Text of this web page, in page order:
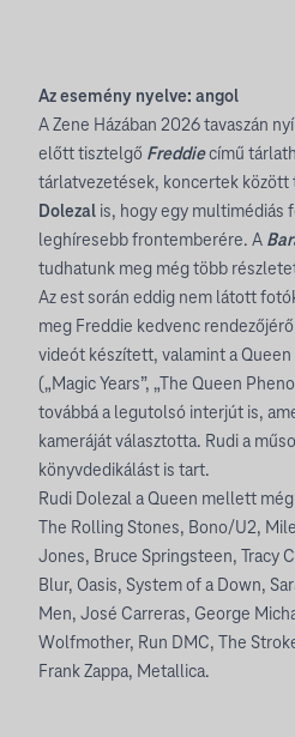
Az esemény nyelve: angol
A Zene Házában 2026 tavaszán
előtt tisztelgő Freddiecímű
tárlatvezetések, koncertek között
Dolezal is, hogy egy multimédiás
leghíresebb frontemberére. A
tudhatunk meg még több
Az est során eddig nem látott
meg Freddie kedvenc
videót készített, valamint a
(„Magic Years”, „The Queen
továbbá a legutolsó interjút is,
kameráját választotta. Rudi a
könyvdedikálást is tart.
Rudi Dolezal a Queen mellett
The Rolling Stones, Bono/U2,
Jones, Bruce Springsteen, Tracy
Blur, Oasis, System of a Down,
Men, José Carreras, George
Wolfmother, Run DMC, The
Frank Zappa, Metallica.